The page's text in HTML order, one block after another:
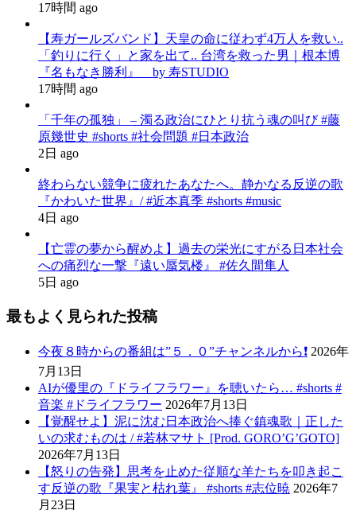
17時間 ago
【寿ガールズバンド】天皇の命に従わず4万人を救い..
「釣りに行く」と家を出て.. 台湾を救った男｜根本博
『名もなき勝利』 by 寿STUDIO
17時間 ago
「千年の孤独」 – 濁る政治にひとり抗う魂の叫び #藤
原幾世史 #shorts #社会問題 #日本政治
2日 ago
終わらない競争に疲れたあなたへ。静かなる反逆の歌
『かわいた世界』/ #近本真季 #shorts #music
4日 ago
【亡霊の夢から醒めよ】過去の栄光にすがる日本社会
への痛烈な一撃『遠い蜃気楼』 #佐久間隼人
5日 ago
最もよく見られた投稿
今夜８時からの番組は”５．０”チャンネルから❗️ 2026年
7月13日
AIが優里の『ドライフラワー』を聴いたら… #shorts #
音楽 #ドライフラワー 2026年7月13日
【覚醒せよ】泥に沈む日本政治へ捧ぐ鎮魂歌｜正した
いの求むものは / #若林マサト [Prod. GORO’G’GOTO]
2026年7月13日
【怒りの告発】思考を止めた従順な羊たちを叩き起こ
す反逆の歌『果実と枯れ葉』 #shorts #志位暁 2026年7
月23日